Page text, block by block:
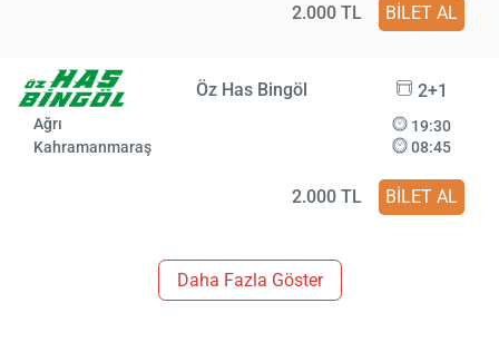
2.000 TL BİLET AL
Öz Has Bingöl 2+1
Ağrı
Kahramanmaraş
19:30
08:45
2.000 TL BİLET AL
Daha Fazla Göster